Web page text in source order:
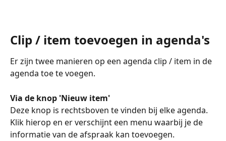
Clip / item toevoegen in agenda's
Er zijn twee manieren op een agenda clip / item in de
agenda toe te voegen.
Via de knop 'Nieuw item'
Deze knop is rechtsboven te vinden bij elke agenda.
Klik hierop en er verschijnt een menu waarbij je de
informatie van de afspraak kan toevoegen.